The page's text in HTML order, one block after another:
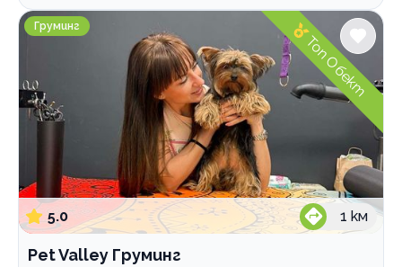
Pet Valley Груминг
Груминг
5.0 1 км
Pet Valley Груминг
Топ Обект